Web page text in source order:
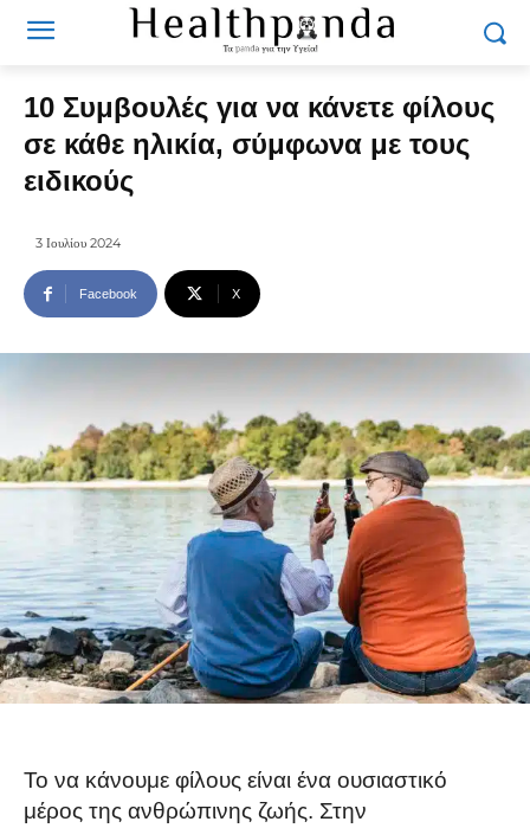
10 Συμβουλές για να κάνετε φίλους
σε κάθε ηλικία, σύμφωνα με τους
ειδικούς
3 Ιουλίου 2024
Facebook X
Το να κάνουμε φίλους είναι ένα ουσιαστικό
μέρος της ανθρώπινης ζωής. Στην